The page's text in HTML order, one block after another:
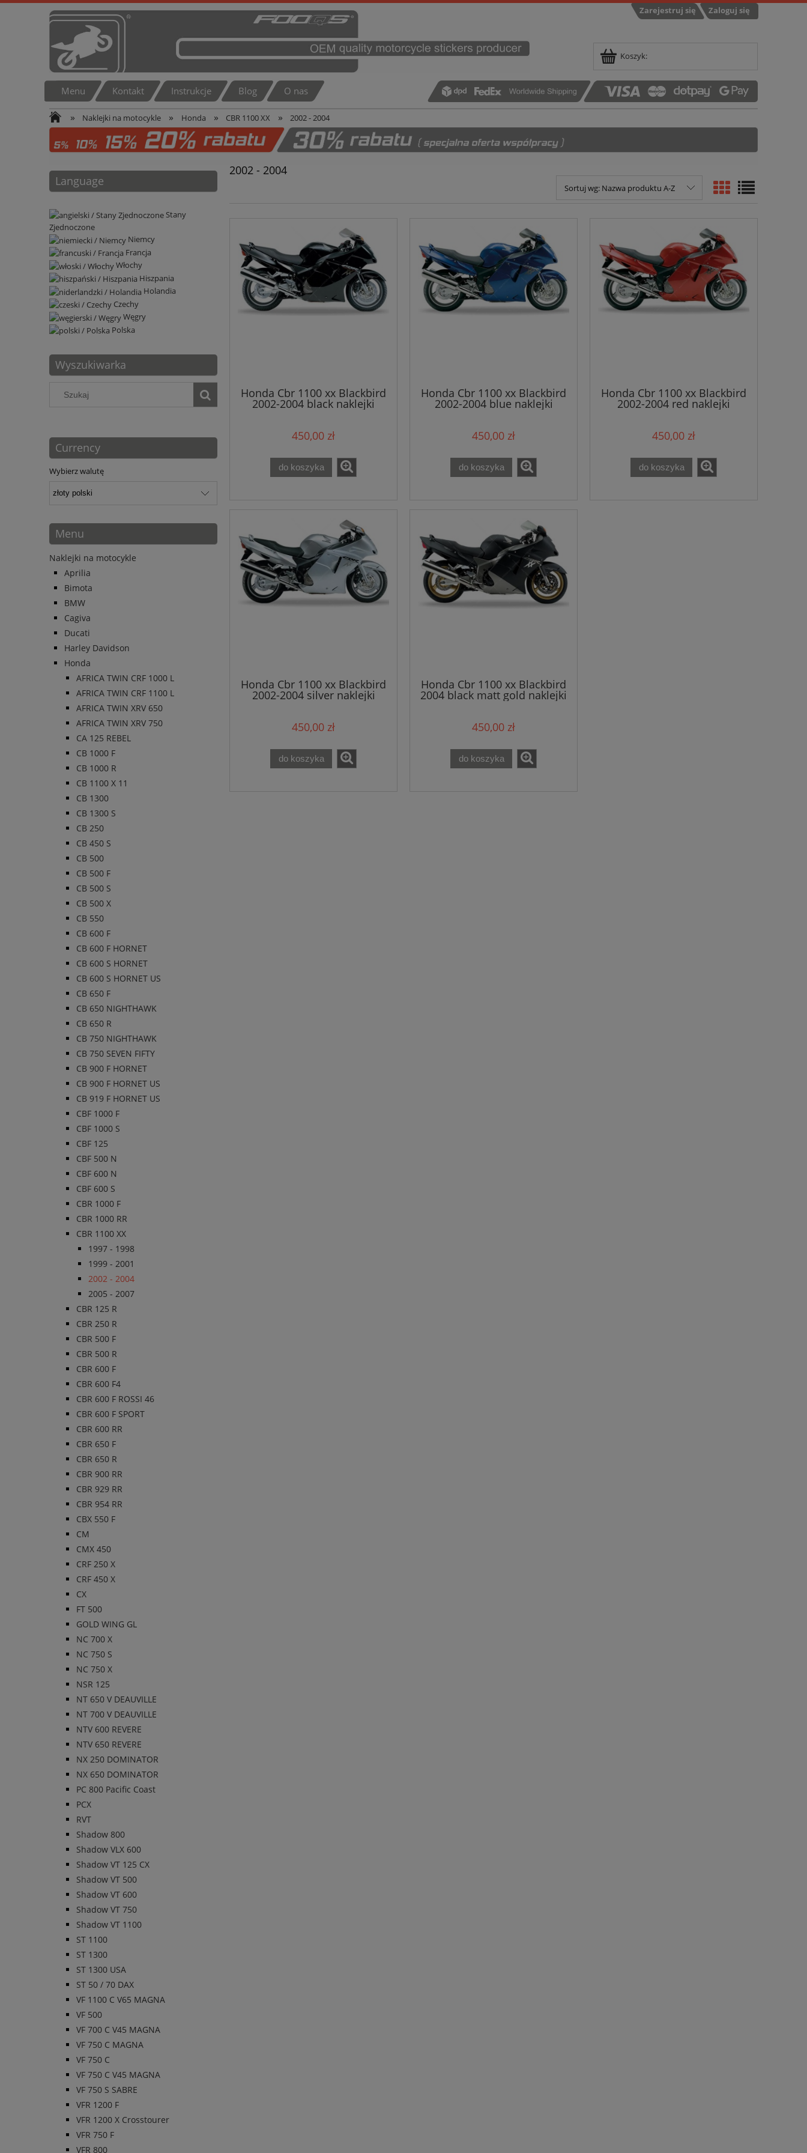
Zarejestruj się Zaloguj się
Koszyk:
Menu Kontakt Instrukcje Blog O nas
» Naklejki na motocykle » Honda » CBR 1100 XX » 2002 - 2004
Language
Stany
Zjednoczone
Niemcy
Francja
Włochy
Hiszpania
Holandia
Czechy
Węgry
Polska
Wyszukiwarka
Currency
Wybierz walutę
Menu
Naklejki na motocykle
Aprilia
Bimota
BMW
Cagiva
Ducati
Harley Davidson
Honda
AFRICA TWIN CRF 1000 L
AFRICA TWIN CRF 1100 L
AFRICA TWIN XRV 650
AFRICA TWIN XRV 750
CA 125 REBEL
CB 1000 F
CB 1000 R
CB 1100 X 11
CB 1300
CB 1300 S
CB 250
CB 450 S
CB 500
CB 500 F
CB 500 S
CB 500 X
CB 550
CB 600 F
CB 600 F HORNET
CB 600 S HORNET
CB 600 S HORNET US
CB 650 F
CB 650 NIGHTHAWK
CB 650 R
CB 750 NIGHTHAWK
CB 750 SEVEN FIFTY
CB 900 F HORNET
CB 900 F HORNET US
CB 919 F HORNET US
CBF 1000 F
CBF 1000 S
CBF 125
CBF 500 N
CBF 600 N
CBF 600 S
CBR 1000 F
CBR 1000 RR
CBR 1100 XX
1997 - 1998
1999 - 2001
2002 - 2004
2005 - 2007
CBR 125 R
CBR 250 R
CBR 500 F
CBR 500 R
CBR 600 F
CBR 600 F4
CBR 600 F ROSSI 46
CBR 600 F SPORT
CBR 600 RR
CBR 650 F
CBR 650 R
CBR 900 RR
CBR 929 RR
CBR 954 RR
CBX 550 F
CM
CMX 450
CRF 250 X
CRF 450 X
CX
FT 500
GOLD WING GL
NC 700 X
NC 750 S
NC 750 X
NSR 125
NT 650 V DEAUVILLE
NT 700 V DEAUVILLE
NTV 600 REVERE
NTV 650 REVERE
NX 250 DOMINATOR
NX 650 DOMINATOR
PC 800 Pacific Coast
PCX
RVT
Shadow 800
Shadow VLX 600
Shadow VT 125 CX
Shadow VT 500
Shadow VT 600
Shadow VT 750
Shadow VT 1100
ST 1100
ST 1300
ST 1300 USA
ST 50 / 70 DAX
VF 1100 C V65 MAGNA
VF 500
VF 700 C V45 MAGNA
VF 750 C MAGNA
VF 750 C
VF 750 C V45 MAGNA
VF 750 S SABRE
VFR 1200 F
VFR 1200 X Crosstourer
VFR 750 F
VFR 800
2002 - 2004
Sortuj wg: Nazwa produktu A-Z
Honda Cbr 1100 xx Blackbird
2002-2004 black naklejki
450,00 zł
do koszyka
Honda Cbr 1100 xx Blackbird
2002-2004 blue naklejki
450,00 zł
do koszyka
Honda Cbr 1100 xx Blackbird
2002-2004 red naklejki
450,00 zł
do koszyka
Honda Cbr 1100 xx Blackbird
2002-2004 silver naklejki
450,00 zł
do koszyka
Honda Cbr 1100 xx Blackbird
2004 black matt gold naklejki
450,00 zł
do koszyka